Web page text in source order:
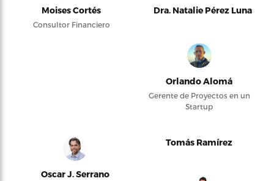
Moises Cortés
Consultor Financiero
Dra. Natalie Pérez Luna
Orlando Alomá
Gerente de Proyectos en un
Startup
Oscar J. Serrano
Tomás Ramírez